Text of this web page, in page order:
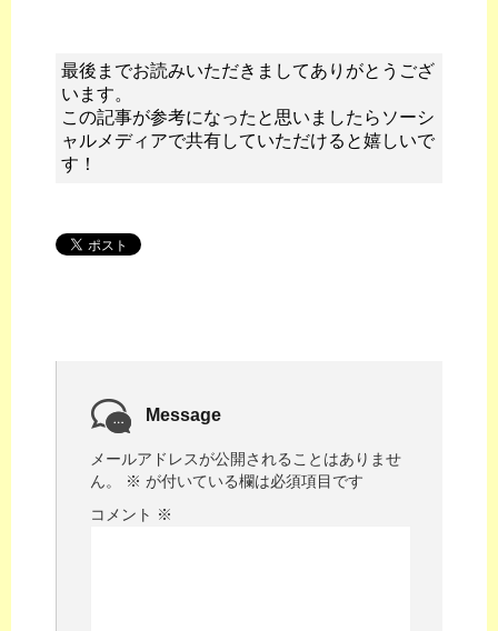
最後までお読みいただきましてありがとうござ
います。
この記事が参考になったと思いましたらソーシ
ャルメディアで共有していただけると嬉しいで
す！
Message
メールアドレスが公開されることはありませ
ん。
※ が付いている欄は必須項目です
コメント ※